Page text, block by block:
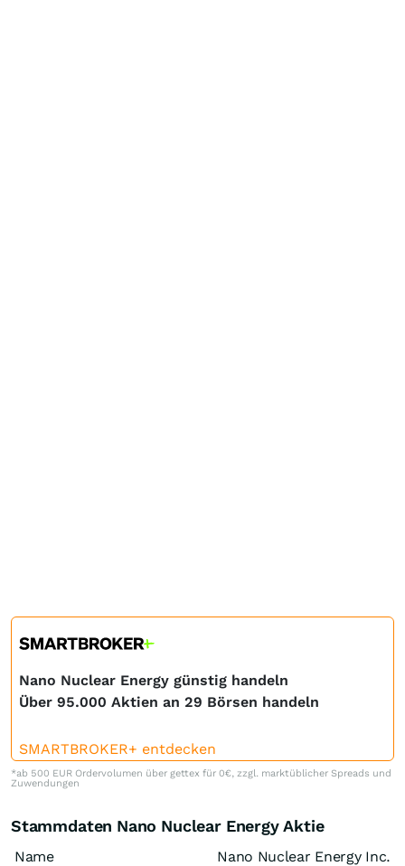
Nano Nuclear Energy günstig handeln
Über 95.000 Aktien an 29 Börsen handeln
SMARTBROKER+ entdecken
*ab 500 EUR Ordervolumen über gettex für 0€, zzgl. marktüblicher Spreads und
Zuwendungen
Stammdaten Nano Nuclear Energy Aktie
Name
Nano Nuclear Energy Inc.